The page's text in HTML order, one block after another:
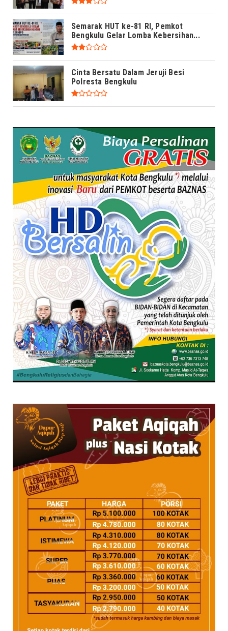
Semarak HUT ke-81 RI, Pemkot
Bengkulu Gelar Lomba Kebersihan...
Cinta Bersatu Dalam Jeruji Besi
Polresta Bengkulu